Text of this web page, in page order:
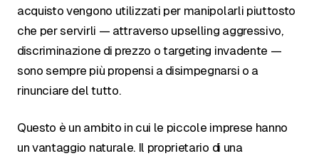
acquisto vengono utilizzati per manipolarli piuttosto
che per servirli — attraverso upselling aggressivo,
discriminazione di prezzo o targeting invadente —
sono sempre più propensi a disimpegnarsi o a
rinunciare del tutto.
Questo è un ambito in cui le piccole imprese hanno
un vantaggio naturale. Il proprietario di una